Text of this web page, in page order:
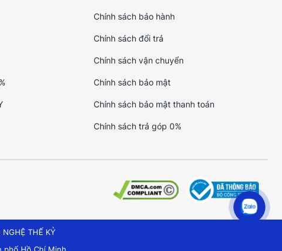
Chính sách bảo hành
Chính sách đổi trả
Chính sách vận chuyển
Chính sách bảo mật
Chính sách bảo mật thanh toán
Chính sách trả góp 0%
THẾ KỶ